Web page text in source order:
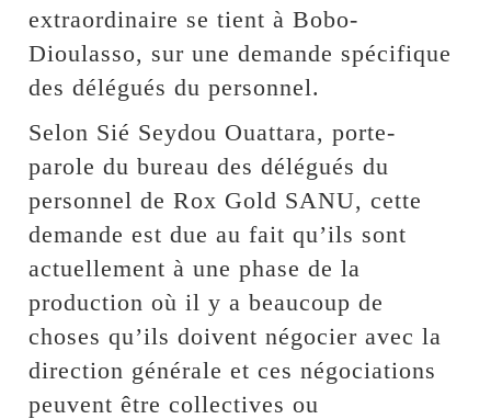
extraordinaire se tient à Bobo-
Dioulasso, sur une demande spécifique
des délégués du personnel.
Selon Sié Seydou Ouattara, porte-
parole du bureau des délégués du
personnel de Rox Gold SANU, cette
demande est due au fait qu’ils sont
actuellement à une phase de la
production où il y a beaucoup de
choses qu’ils doivent négocier avec la
direction générale et ces négociations
peuvent être collectives ou